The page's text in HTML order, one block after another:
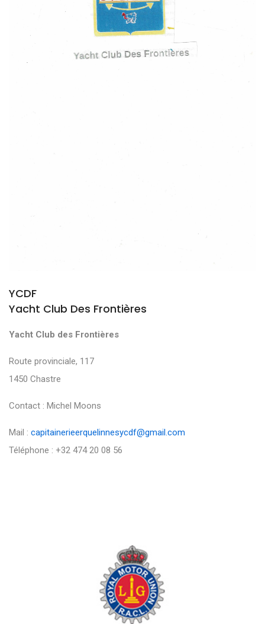
YCDF
Yacht Club Des Frontières
Yacht Club des Frontières
Route provinciale, 117
1450 Chastre
Contact : Michel Moons
Mail : capitainerieerquelinnesycdf@gmail.com
Téléphone : +32 474 20 08 56